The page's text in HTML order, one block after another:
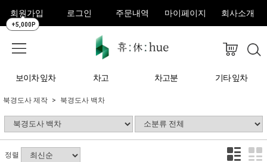
회원가입
+5,000P
로그인 주문내역 마이페이지 회사소개
보이차 잎차 차고 차고분 기타 잎차
북경도사 제작 북경도사 백차
정렬